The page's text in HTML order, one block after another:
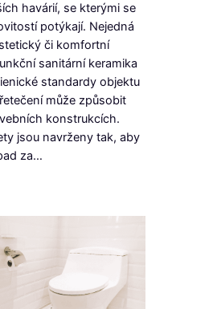
havárií, se kterými se
potýkají. Nejedná
či komfortní
sanitární keramika
standardy objektu
může způsobit
konstrukcích.
jsou navrženy tak, aby
za…